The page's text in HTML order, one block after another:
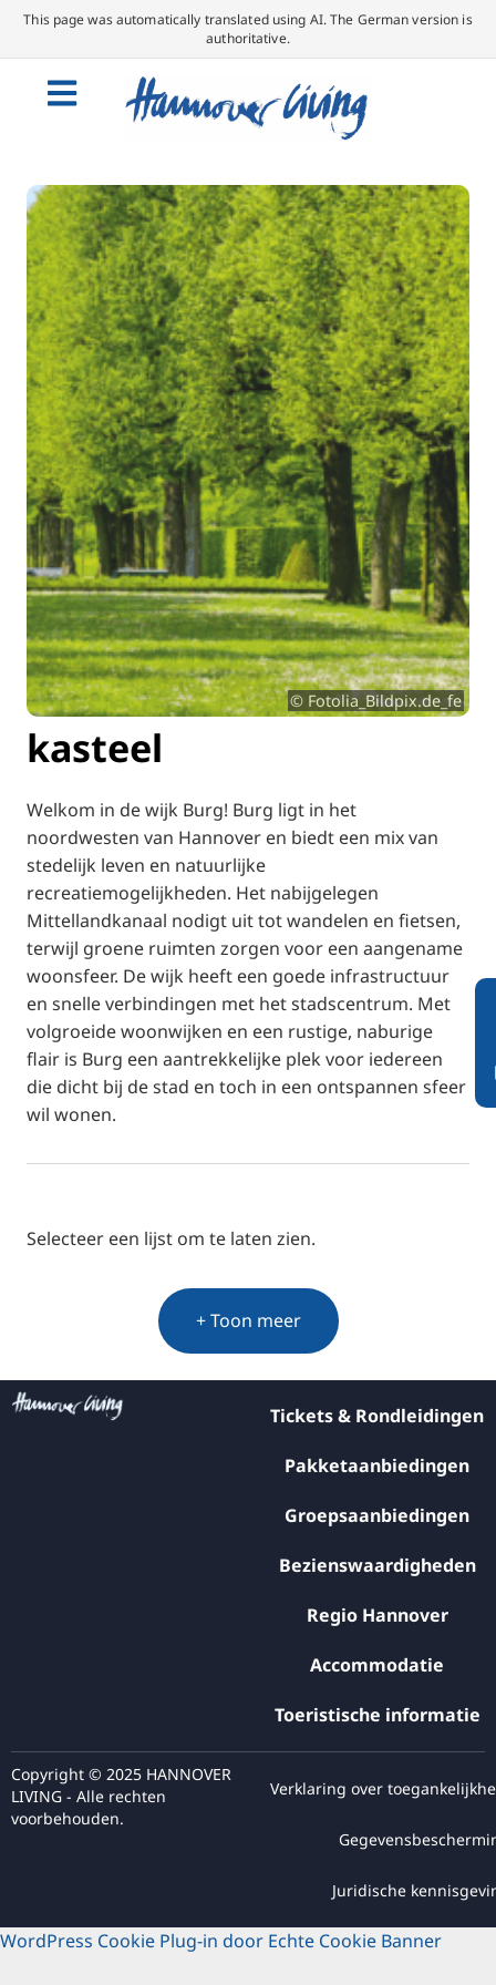
This page was automatically translated using AI. The German version is
authoritative.
© Fotolia_Bildpix.de_fe
kasteel
Welkom in de wijk Burg! Burg ligt in het
noordwesten van Hannover en biedt een mix van
stedelijk leven en natuurlijke
recreatiemogelijkheden. Het nabijgelegen
Mittellandkanaal nodigt uit tot wandelen en fietsen,
terwijl groene ruimten zorgen voor een aangename
woonsfeer. De wijk heeft een goede infrastructuur
en snelle verbindingen met het stadscentrum. Met
volgroeide woonwijken en een rustige, naburige
flair is Burg een aantrekkelijke plek voor iedereen
die dicht bij de stad en toch in een ontspannen sfeer
wil wonen.
Selecteer een lijst om te laten zien.
+ Toon meer
Tickets & Rondleidingen
Pakketaanbiedingen
Groepsaanbiedingen
Bezienswaardigheden
Regio Hannover
Accommodatie
Toeristische informatie
Copyright © 2025 HANNOVER
LIVING - Alle rechten
voorbehouden.
Verklaring over
Juridische
WordPress Cookie Plug-in door Echte Cookie Banner